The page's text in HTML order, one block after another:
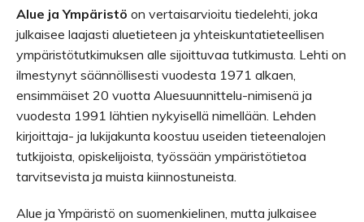
Alue ja Ympäristö on vertaisarvioitu tiedelehti, joka
julkaisee laajasti aluetieteen ja yhteiskuntatieteellisen
ympäristötutkimuksen alle sijoittuvaa tutkimusta. Lehti on
ilmestynyt säännöllisesti vuodesta 1971 alkaen,
ensimmäiset 20 vuotta Aluesuunnittelu-nimisenä ja
vuodesta 1991 lähtien nykyisellä nimellään. Lehden
kirjoittaja- ja lukijakunta koostuu useiden tieteenalojen
tutkijoista, opiskelijoista, työssään ympäristötietoa
tarvitsevista ja muista kiinnostuneista.
Alue ja Ympäristö on suomenkielinen, mutta julkaisee